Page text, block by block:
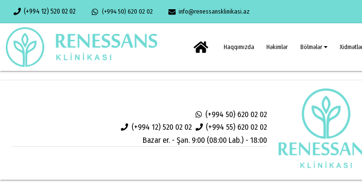
(+994 12) 520 02 02 (+994 50) 620 02 02 info@renessansklinikasi.az
Haqqımızda Həkimlər Bölmələr
(+994 12) 520 02 02 (+994 55) 620 02 02
(+994 50) 620 02 02
Bazar er. - Şən. 9:00 (08:00 Lab.) - 18:00